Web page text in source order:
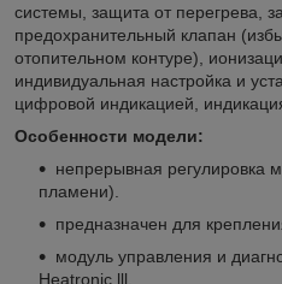
системы, защита от перегрева,
предохранительный клапан
отопительном контуре),
индивидуальная настройка и
цифровой индикацией,
Особенности модели:
непрерывная регулировка
пламени).
предназначен для
модуль управления и
Heatronic lll.